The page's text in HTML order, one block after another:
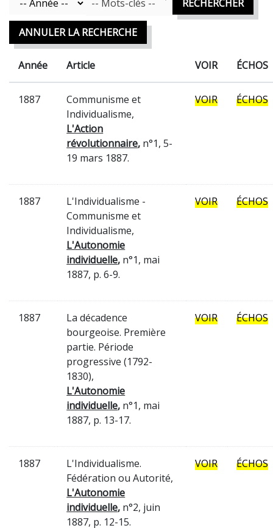
-- Mots-clés -- RECHERCHER
ANNULER LA RECHERCHE
Année Article VOIR ÉCHOS
1887
Communisme et
Individualisme,
L'Action
révolutionnaire, n°1, 5-
19 mars 1887.
VOIR ÉCHOS
1887
L'Individualisme -
Communisme et
Individualisme,
L'Autonomie
individuelle, n°1, mai
1887, p. 6-9.
VOIR ÉCHOS
1887
La décadence
bourgeoise. Première
partie. Période
progressive (1792-
1830),
L'Autonomie
individuelle, n°1, mai
1887, p. 13-17.
VOIR ÉCHOS
1887
L'Individualisme.
Fédération ou Autorité,
L'Autonomie
individuelle, n°2, juin
1887, p. 12-15.
VOIR ÉCHOS